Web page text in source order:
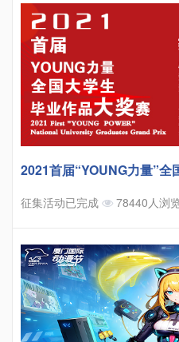
2021首届“YOUNG力量”全
征集活动已完成 78440人浏